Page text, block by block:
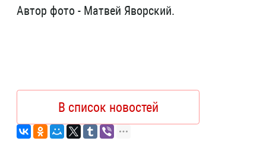
Автор фото - Матвей Яворский.
В список новостей